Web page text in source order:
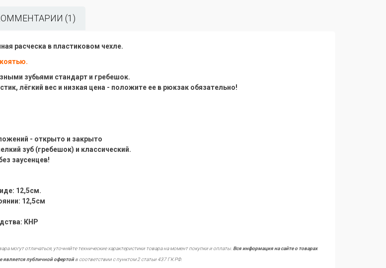
(1)
расческа в пластиковом чехле.
зубьями стандарт и гребешок.
лёгкий вес и низкая цена - положите ее в рюкзак обязательно!
- открыто и закрыто
зуб (гребешок) и классический.
заусенцев!
12,5см.
12,5см
КНР
могут отличаться, уточняйте технические характеристики товара на момент покупки и оплаты. Вся информация на сайте о товарах
является публичной офертойв соответствии с пунктом 2 статьи 437 ГК РФ.